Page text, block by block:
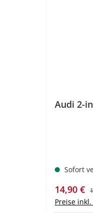
Audi 2-
Sofort
14,90 €
Preise